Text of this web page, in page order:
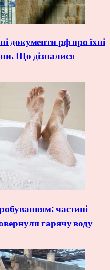
документи рф про їхні
Що дізналися
частині
гарячу воду